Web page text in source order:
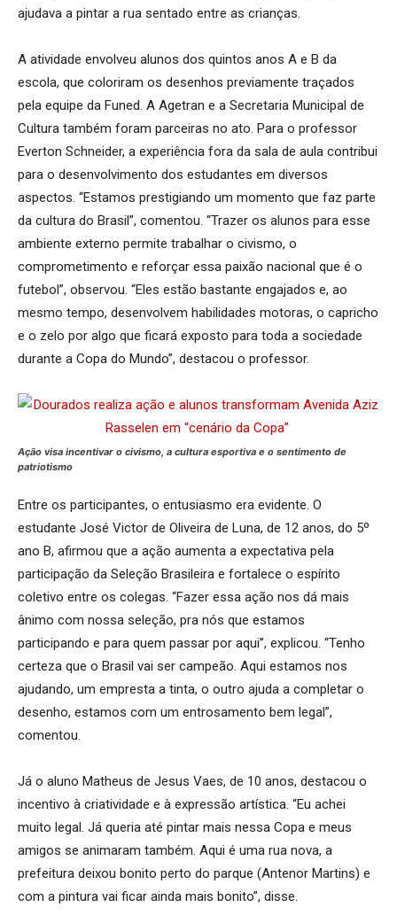
ajudava a pintar a rua sentado entre as crianças.
A atividade envolveu alunos dos quintos anos A e B da
escola, que coloriram os desenhos previamente traçados
pela equipe da Funed. A Agetran e a Secretaria Municipal de
Cultura também foram parceiras no ato. Para o professor
Everton Schneider, a experiência fora da sala de aula contribui
para o desenvolvimento dos estudantes em diversos
aspectos. “Estamos prestigiando um momento que faz parte
da cultura do Brasil”, comentou. “Trazer os alunos para esse
ambiente externo permite trabalhar o civismo, o
comprometimento e reforçar essa paixão nacional que é o
futebol”, observou. “Eles estão bastante engajados e, ao
mesmo tempo, desenvolvem habilidades motoras, o capricho
e o zelo por algo que ficará exposto para toda a sociedade
durante a Copa do Mundo”, destacou o professor.
Ação visa incentivar o civismo, a cultura esportiva e o sentimento de
patriotismo
Entre os participantes, o entusiasmo era evidente. O
estudante José Victor de Oliveira de Luna, de 12 anos, do 5º
ano B, afirmou que a ação aumenta a expectativa pela
participação da Seleção Brasileira e fortalece o espírito
coletivo entre os colegas. “Fazer essa ação nos dá mais
ânimo com nossa seleção, pra nós que estamos
participando e para quem passar por aqui”, explicou. “Tenho
certeza que o Brasil vai ser campeão. Aqui estamos nos
ajudando, um empresta a tinta, o outro ajuda a completar o
desenho, estamos com um entrosamento bem legal”,
comentou.
Já o aluno Matheus de Jesus Vaes, de 10 anos, destacou o
incentivo à criatividade e à expressão artística. “Eu achei
muito legal. Já queria até pintar mais nessa Copa e meus
amigos se animaram também. Aqui é uma rua nova, a
prefeitura deixou bonito perto do parque (Antenor Martins) e
com a pintura vai ficar ainda mais bonito”, disse.